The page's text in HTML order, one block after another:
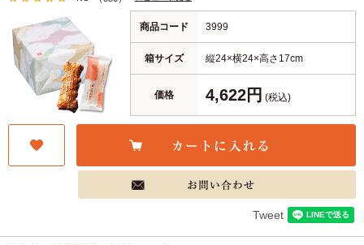
商品コード 3999
箱サイズ 縦24×横24×高さ17cm
価格 4,622円 (税込)
Tweet